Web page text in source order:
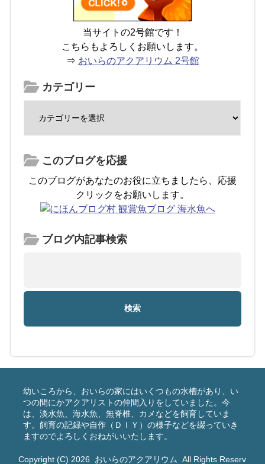
当サイトの2号館です！
こちらもよろしくお願いします。
⇒ おいらのアクアリウム 2号館
カテゴリー
このブログを応援
このブログがあなたのお役に立ちましたら、応援
クリックをお願いします。
ブログ内記事検索
幼いころから、おいらの家にはいくつもの水槽があり、い
つの間にかアクアリストの仲間入りをしていました。今
は、淡水魚、海水魚、無脊椎、カメなどを飼育していま
す。飼育の記録や自作（ＤＩＹ）の様子などを綴っていき
ますのでよろしくおねがいいたします。
Copyright (C) 2026 おいらのアクアリウム All Rights Reserv